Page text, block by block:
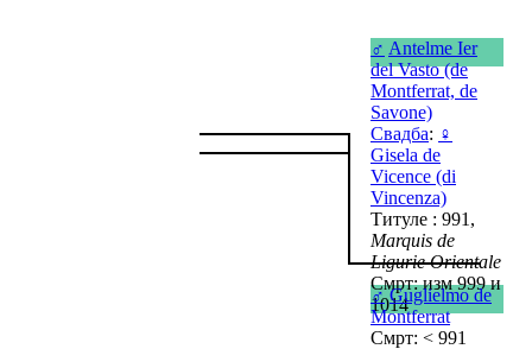
♂ Antelme Ier
del Vasto (de
Montferrat, de
Savone)
Свадба: ♀
Gisela de
Vicence (di
Vincenza)
Титуле : 991,
Marquis de
Ligurie Orientale
Смрт: изм 999 и
1014
♂ Guglielmo de
Montferrat
Смрт: < 991